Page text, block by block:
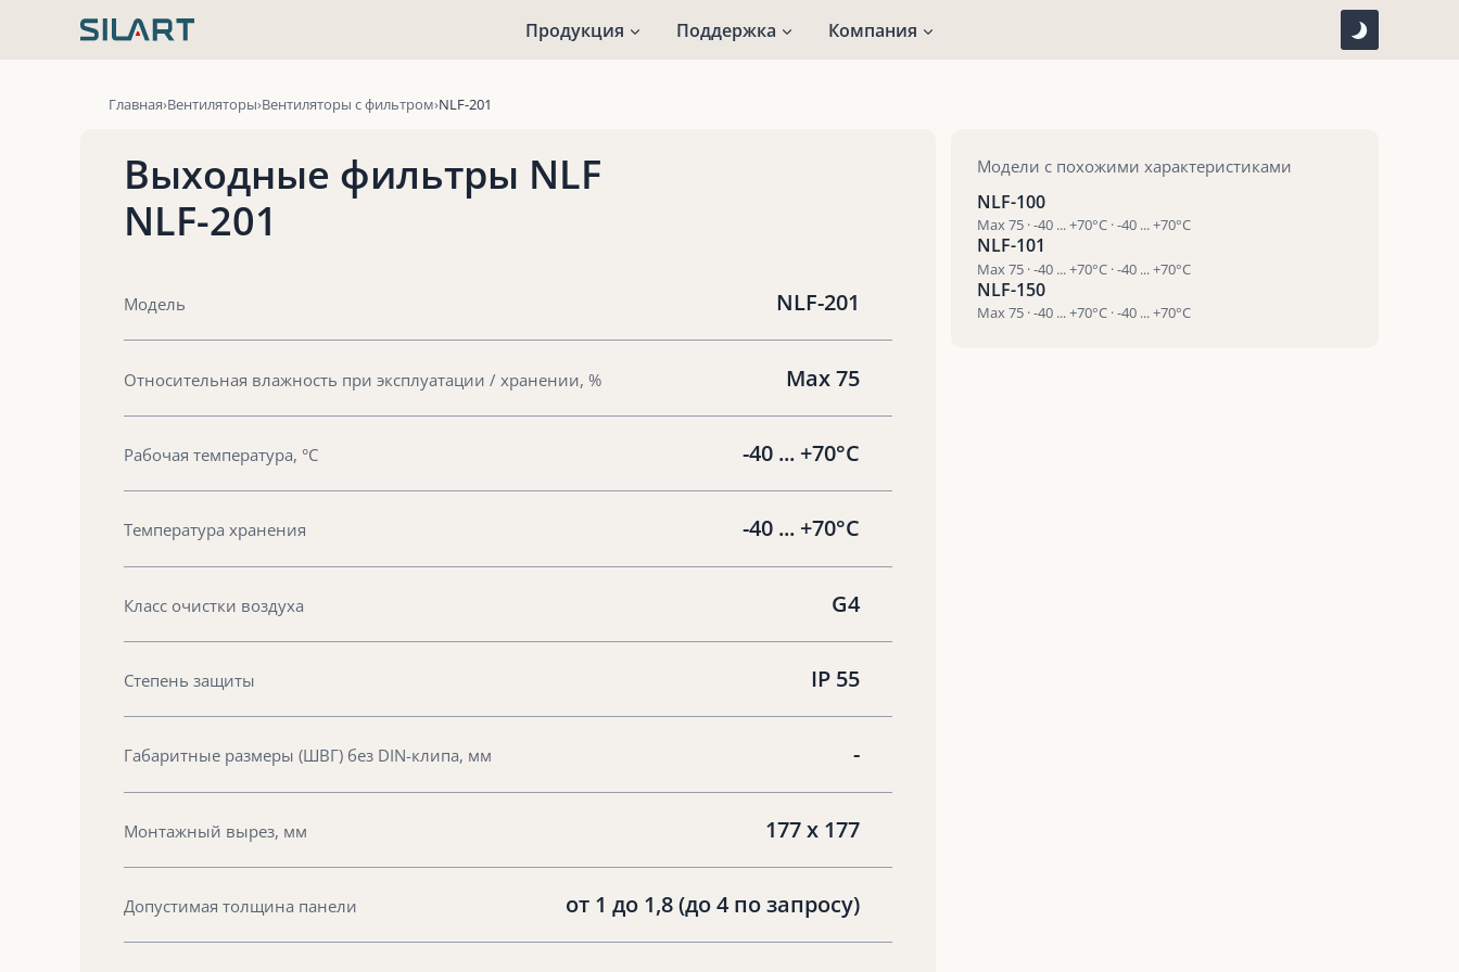
Продукция Поддержка Компания
Главная Вентиляторы Вентиляторы с фильтром NLF-201
Выходные фильтры NLF
NLF-201
Модель NLF-201
Относительная влажность при эксплуатации / хранении, % Max 75
Рабочая температура, °С -40 ... +70°C
Температура хранения -40 ... +70°C
Класс очистки воздуха G4
Степень защиты IP 55
Габаритные размеры (ШВГ) без DIN-клипа, мм -
Монтажный вырез, мм 177 x 177
Допустимая толщина панели от 1 до 1,8 (до 4 по запросу)
Модели с похожими характеристиками
NLF-100
Max 75 · -40 ... +70°C · -40 ... +70°C
NLF-101
Max 75 · -40 ... +70°C · -40 ... +70°C
NLF-150
Max 75 · -40 ... +70°C · -40 ... +70°C